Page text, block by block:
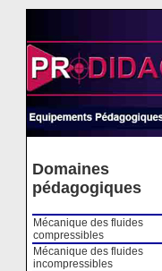
Domaines
pédagogiques
Mécanique des fluides
compressibles
Mécanique des fluides
incompressibles
Cookies management panel